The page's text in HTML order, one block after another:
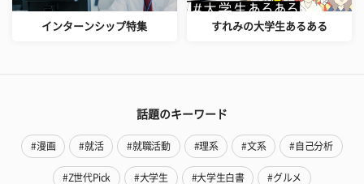
インターンシップ特集 すれみの大学生あるある
話題のキーワード
#漫画 #就活 #就職活動 #理系 #文系 #自己分析
#Z世代Pick #大学生 #大学生白書 #グルメ